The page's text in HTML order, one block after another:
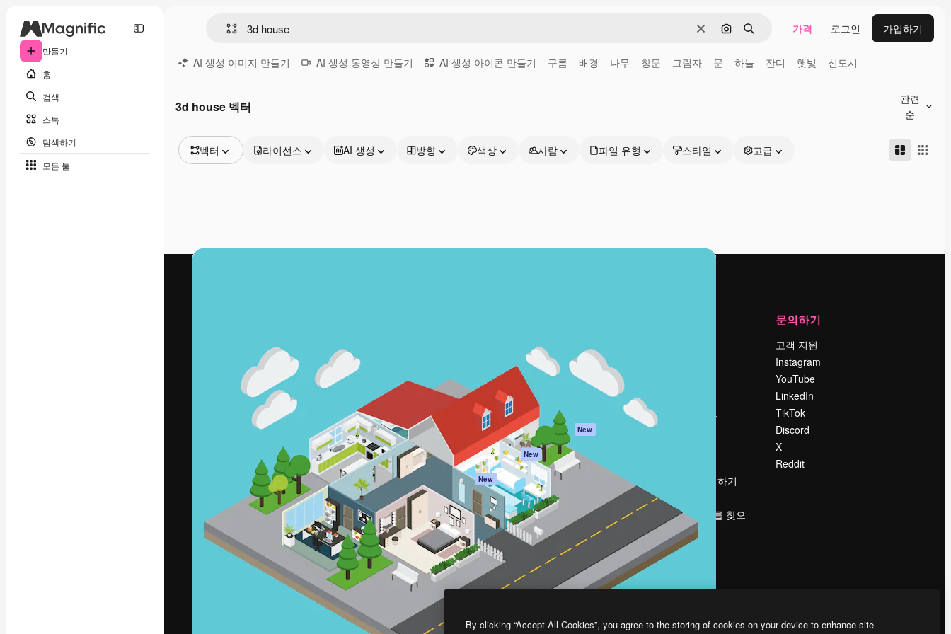
만들기
홈
검색
스톡
탐색하기
모든 툴
지우기이미지로 검색
검색 가격 로그인 가입하기
AI 생성 이미지 만들기 AI 생성 동영상 만들기 AI 생성 아이콘 만들기 구름 배경 나무 창문 그림자 문 하늘 잔디 햇빛 신도시
3d house 벡터
관련
순
벡터
동영상
라이선스 AI 생성 방향 색상 사람 파일 유형 스타일 고급
플랫폼. 크리에이터, 엔터프라이즈, 에이전시,
스튜디오를 아우르는 100만 명 이상의 구독
자.
한국어
AI 이미지 생성기
AI 동영상 생성기
AI 텍스트 음성 변환
스톡 콘텐츠
Claude/ChatGPT
용 MCP
New
Agents New
API
모바일 앱
모든 Magnific 툴
문서
지원
개인정보 보호 정책
원본
New
쿠키 정책
Trust Center
제휴 파트너
비지니스
검색 트렌드
콘텐츠 판매하기
프레스룸
magnific.ai를 찾으
시나요?
문의하기
고객 지원
Instagram
YouTube
LinkedIn
TikTok
Discord
X
Reddit
Copyright © 2010- 2026Freepik Company S.L.U.모든 권리는 보호 받습니다.
By clicking “Accept All Cookies”, you agree to the storing of cookies on your device to enhance site